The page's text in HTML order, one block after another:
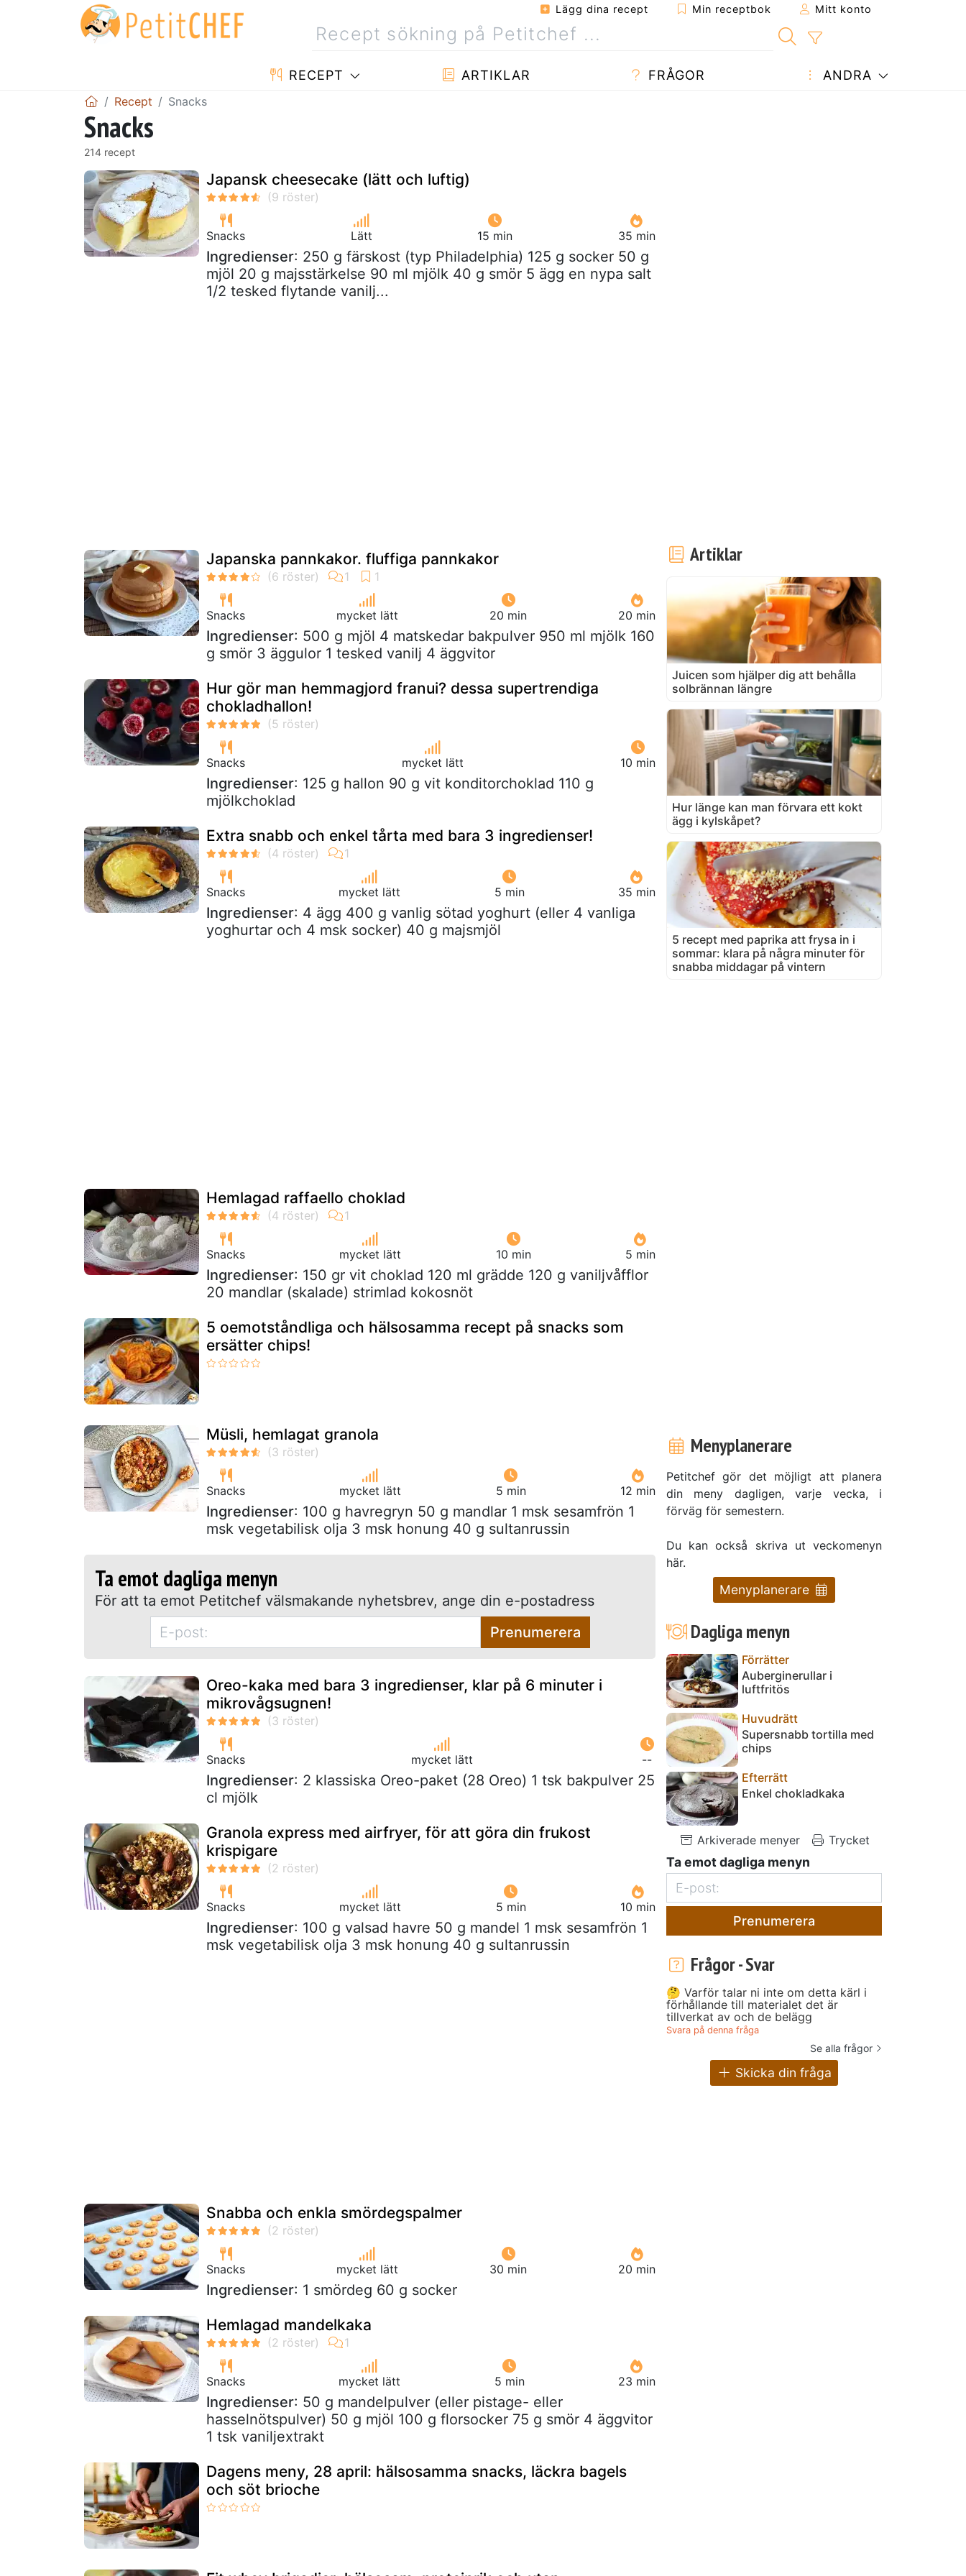
Lägg dina recept Min receptbok Mitt konto
RECEPT ARTIKLAR FRÅGOR ANDRA
Recept Snacks
Snacks
214 recept
Japansk cheesecake (lätt och luftig)
Snacks Lätt 15 min 35 min
Ingredienser: 250 g färskost (typ Philadelphia) 125 g socker 50 g
mjöl 20 g majsstärkelse 90 ml mjölk 40 g smör 5 ägg en nypa salt
1/2 tesked flytande vanilj...
Japanska pannkakor. fluffiga pannkakor
Snacks mycket lätt 20 min 20 min
Ingredienser: 500 g mjöl 4 matskedar bakpulver 950 ml mjölk 160
g smör 3 äggulor 1 tesked vanilj 4 äggvitor
Hur gör man hemmagjord franui? dessa supertrendiga
chokladhallon!
Snacks mycket lätt 10 min
Ingredienser: 125 g hallon 90 g vit konditorchoklad 110 g
mjölkchoklad
Extra snabb och enkel tårta med bara 3 ingredienser!
Snacks mycket lätt 5 min 35 min
Ingredienser: 4 ägg 400 g vanlig sötad yoghurt (eller 4 vanliga
yoghurtar och 4 msk socker) 40 g majsmjöl
Hemlagad raffaello choklad
Snacks mycket lätt 10 min 5 min
Ingredienser: 150 gr vit choklad 120 ml grädde 120 g vaniljvåfflor
20 mandlar (skalade) strimlad kokosnöt
5 oemotståndliga och hälsosamma recept på snacks som
ersätter chips!
Müsli, hemlagat granola
Snacks mycket lätt 5 min 12 min
Ingredienser: 100 g havregryn 50 g mandlar 1 msk sesamfrön 1
msk vegetabilisk olja 3 msk honung 40 g sultanrussin
Ta emot dagliga menyn
För att ta emot Petitchef välsmakande nyhetsbrev, ange din e-postadress
Prenumerera
Oreo-kaka med bara 3 ingredienser, klar på 6 minuter i
mikrovågsugnen!
Snacks mycket lätt --
Ingredienser: 2 klassiska Oreo-paket (28 Oreo) 1 tsk bakpulver 25
cl mjölk
Granola express med airfryer, för att göra din frukost
krispigare
Snacks mycket lätt 5 min 10 min
Ingredienser: 100 g valsad havre 50 g mandel 1 msk sesamfrön 1
msk vegetabilisk olja 3 msk honung 40 g sultanrussin
Snabba och enkla smördegspalmer
Snacks mycket lätt 30 min 20 min
Ingredienser: 1 smördeg 60 g socker
Hemlagad mandelkaka
Snacks mycket lätt 5 min 23 min
Ingredienser: 50 g mandelpulver (eller pistage- eller
hasselnötspulver) 50 g mjöl 100 g florsocker 75 g smör 4 äggvitor
1 tsk vaniljextrakt
Dagens meny, 28 april: hälsosamma snacks, läckra bagels
och söt brioche
Artiklar
Juicen som hjälper dig att behålla
solbrännan längre
Hur länge kan man förvara ett kokt
ägg i kylskåpet?
5 recept med paprika att frysa in i
sommar: klara på några minuter för
snabba middagar på vintern
Menyplanerare
Petitchef gör det möjligt att planera
din meny dagligen, varje vecka, i
förväg för semestern.
Du kan också skriva ut veckomenyn
här.
Menyplanerare
Dagliga menyn
Förrätter
Auberginerullar i
luftfritös
Huvudrätt
Supersnabb tortilla med
chips
Efterrätt
Enkel chokladkaka
Arkiverade menyer Trycket
Ta emot dagliga menyn
Prenumerera
Frågor - Svar
🤔 Varför talar ni inte om detta kärl i
förhållande till materialet det är
tillverkat av och de belägg
Svara på denna fråga
Se alla frågor
Skicka din fråga